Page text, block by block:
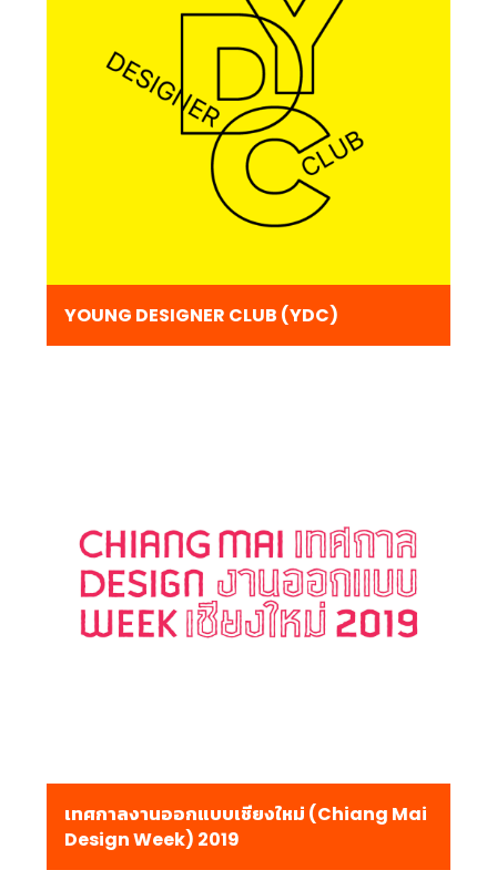
YOUNG DESIGNER CLUB (YDC)
เทศกาลงานออกแบบเชียงใหม่ (Chiang Mai
Design Week) 2019